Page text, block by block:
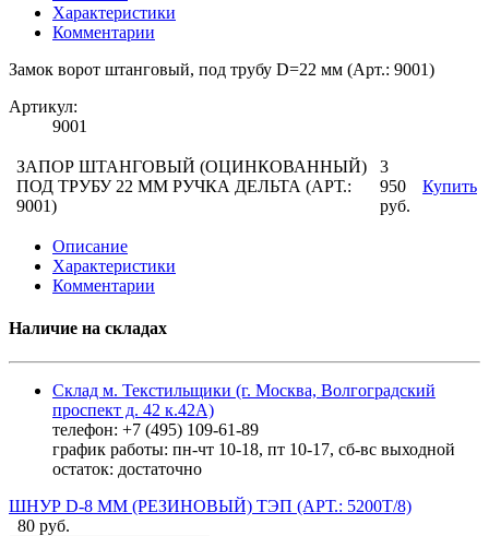
Характеристики
Комментарии
Замок ворот штанговый, под трубу D=22 мм (Арт.: 9001)
Артикул:
9001
ЗАПОР ШТАНГОВЫЙ (ОЦИНКОВАННЫЙ)
ПОД ТРУБУ 22 ММ РУЧКА ДЕЛЬТА (АРТ.:
9001)
3
950
руб.
Купить
Описание
Характеристики
Комментарии
Наличие на складах
Склад м. Текстильщики (г. Москва, Волгоградский
проспект д. 42 к.42А)
телефон: +7 (495) 109-61-89
график работы: пн-чт 10-18, пт 10-17, сб-вс выходной
остаток: достаточно
ШНУР D-8 ММ (РЕЗИНОВЫЙ) ТЭП (АРТ.: 5200Т/8)
80 руб.